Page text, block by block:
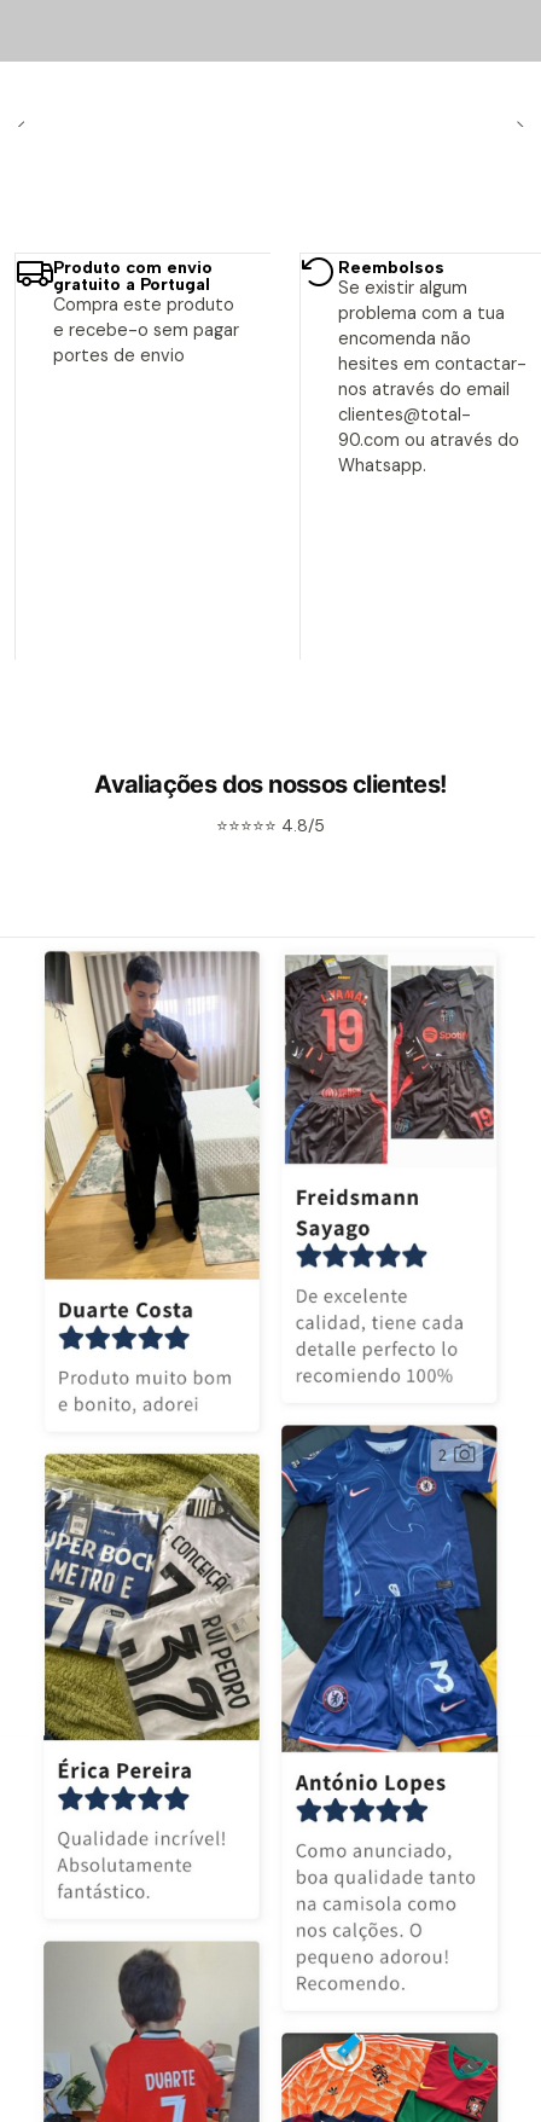
Produto com envio
gratuito a Portugal
Compra este produto
e recebe-o sem pagar
portes de envio
Reembolsos
Se existir algum
problema com a tua
encomenda não
hesites em contactar-
nos através do email
clientes@total-
90.com ou através do
Whatsapp.
Avaliações dos nossos clientes!
⭐⭐⭐⭐⭐ 4.8/5